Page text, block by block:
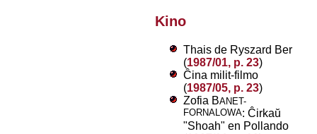
Kino
Thais de Ryszard Ber
(1987/01, p. 23)
Ĉina milit-filmo
(1987/05, p. 23)
Zofia BANET-
FORNALOWA: Ĉirkaŭ
"Shoah" en Pollando